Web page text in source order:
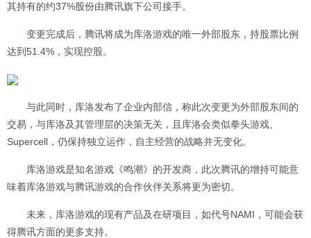
其持有的约37%股份由腾讯旗下公司接手。
变更完成后，腾讯将成为库洛游戏的唯一外部股东，持股票比例
达到51.4%，实现控股。
与此同时，库洛发布了企业内部信，称此次变更为外部股东间的
交易，与库洛及其管理层的决策无关，且库洛会类似拳头游戏、
Supercell，仍保持独立运作，自主经营的战略并无变化。
库洛游戏是知名游戏《鸣潮》的开发商，此次腾讯的增持可能意
味着库洛游戏与腾讯游戏的合作伙伴关系将更为密切。
未来，库洛游戏的现有产品及在研项目，如代号NAMI，可能会获
得腾讯方面的更多支持。